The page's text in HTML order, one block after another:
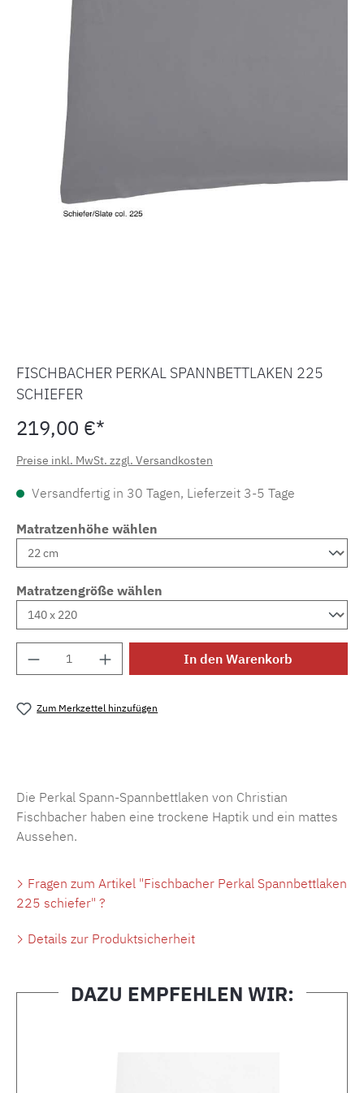
FISCHBACHER PERKAL SPANNBETTLAKEN 225
SCHIEFER
219,00 €*
Preise inkl. MwSt. zzgl. Versandkosten
Versandfertig in 30 Tagen, Lieferzeit 3-5 Tage
Matratzenhöhe wählen
Matratzengröße wählen
Produkt Anzahl: Gib den gewünschten
In den Warenkorb
Zum Merkzettel hinzufügen
Die Perkal Spann-Spannbettlaken von Christian
Fischbacher haben eine trockene Haptik und ein mattes
Aussehen.
Fragen zum Artikel "Fischbacher Perkal Spannbettlaken
225 schiefer" ?
Details zur Produktsicherheit
DAZU EMPFEHLEN WIR: